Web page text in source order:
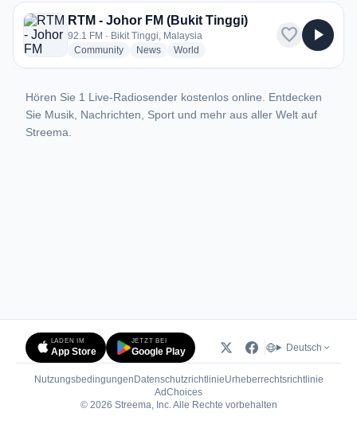
1 Radiosender aus Bikit Tinggi
RTM - Johor FM (Bukit Tinggi)
92.1 FM · Bikit Tinggi, Malaysia
Communityradio stations
Newsradio stations
World
favorite play_arrow
Hören Sie 1 Live-Radiosender kostenlos online. Entdecken
Sie Musik, Nachrichten, Sport und mehr aus aller Welt auf
Streema.
LADEN IM
App Store
JETZT BEI
Google Play Deutsch
Nutzungsbedingungen DatenschutzrichtlinieUrheberrechtsrichtlinie
AdChoices(öffnet in neuem Tab)
© 2026 Streema, Inc. Alle Rechte vorbehalten